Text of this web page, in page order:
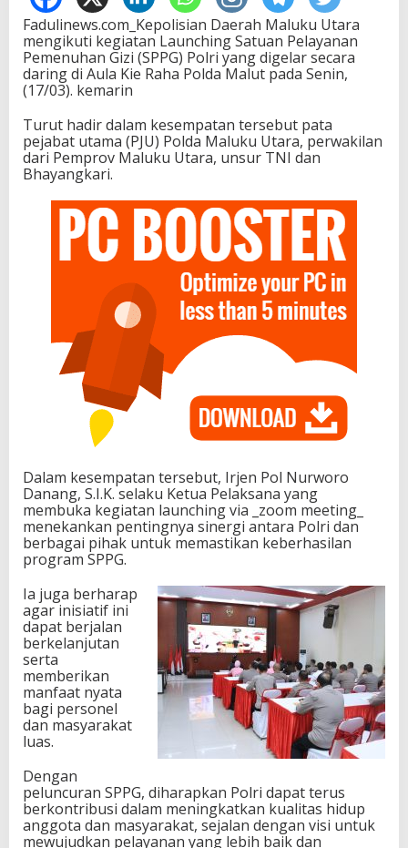
Fadulinews.com_Kepolisian Daerah Maluku Utara
mengikuti kegiatan Launching Satuan Pelayanan
Pemenuhan Gizi (SPPG) Polri yang digelar secara
daring di Aula Kie Raha Polda Malut pada Senin,
(17/03). kemarin
Turut hadir dalam kesempatan tersebut pata
pejabat utama (PJU) Polda Maluku Utara, perwakilan
dari Pemprov Maluku Utara, unsur TNI dan
Bhayangkari.
Dalam kesempatan tersebut, Irjen Pol Nurworo
Danang, S.I.K. selaku Ketua Pelaksana yang
membuka kegiatan launching via _zoom meeting_
menekankan pentingnya sinergi antara Polri dan
berbagai pihak untuk memastikan keberhasilan
program SPPG.
Ia juga berharap
agar inisiatif ini
dapat berjalan
berkelanjutan
serta
memberikan
manfaat nyata
bagi personel
dan masyarakat
luas.
Dengan
peluncuran SPPG, diharapkan Polri dapat terus
berkontribusi dalam meningkatkan kualitas hidup
anggota dan masyarakat, sejalan dengan visi untuk
mewujudkan pelayanan yang lebih baik dan